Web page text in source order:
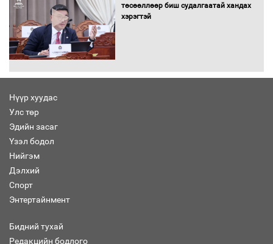
төсөөллөөр биш судалгаатай хандах
хэрэгтэй
Нүүр хуудас
Улс төр
Эдийн засаг
Үзэл бодол
Нийгэм
Дэлхий
Спорт
Энтертайнмент
Бидний тухай
Редакцийн бодлого